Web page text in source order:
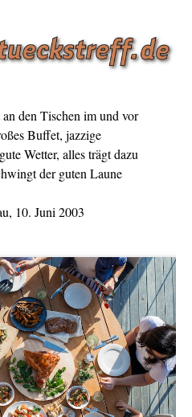
den Tischen im und vor
Buffet, jazzige
Wetter, alles trägt dazu
der guten Laune
10. Juni 2003